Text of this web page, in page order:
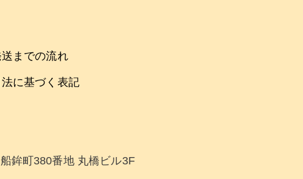
までの流れ
に基づく表記
鉾町380番地 丸橋ビル3F